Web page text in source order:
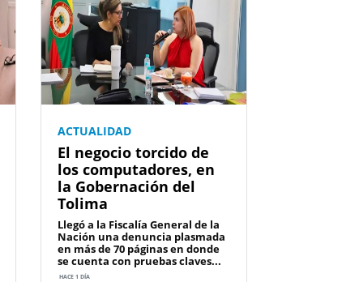
ACTUALIDAD
El negocio torcido de
los computadores, en
la Gobernación del
Tolima
Llegó a la Fiscalía General de la
Nación una denuncia plasmada
en más de 70 páginas en donde
se cuenta con pruebas claves...
HACE 1 DÍA